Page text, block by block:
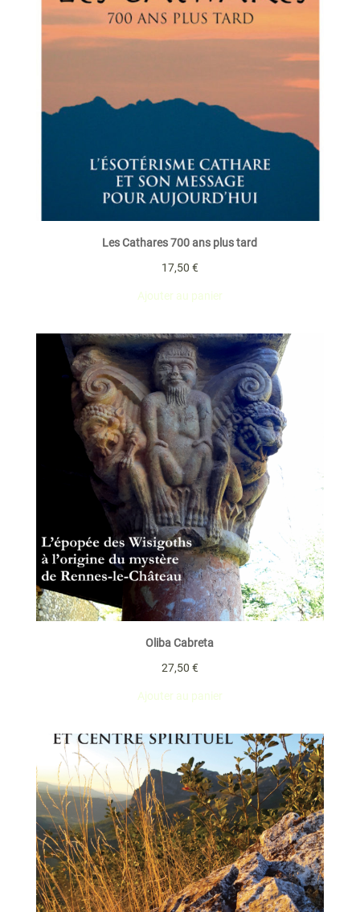
Les Cathares 700 ans plus tard
17,50 €
Ajouter au panier
Oliba Cabreta
27,50 €
Ajouter au panier